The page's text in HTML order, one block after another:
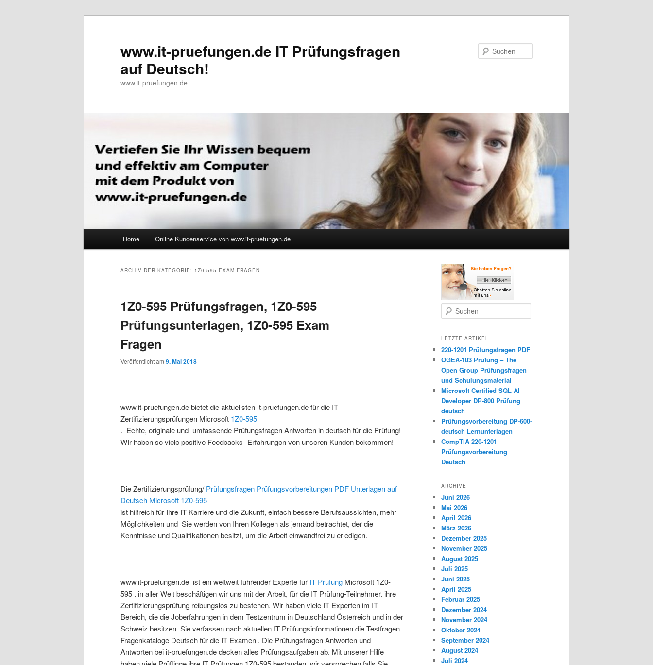
www.it-pruefungen.de IT Prüfungsfragen
auf Deutsch!
www.it-pruefungen.de
Zum Inhalt wechseln
Zum sekundären Inhalt wechseln
Home Online Kundenservice von www.it-pruefungen.de
ARCHIV DER KATEGORIE: 1Z0-595 EXAM FRAGEN
1Z0-595 Prüfungsfragen, 1Z0-595
Prüfungsunterlagen, 1Z0-595 Exam
Fragen
Veröffentlicht am 9. Mai 2018
www.it-pruefungen.de bietet die aktuellsten It-pruefungen.de für die IT
Zertifizierungsprüfungen Microsoft 1Z0-595
. Echte, originale und umfassende Prüfungsfragen Antworten in deutsch für die Prüfung!
WIr haben so viele positive Feedbacks- Erfahrungen von unseren Kunden bekommen!
Die Zertifizierungsprüfung/ Prüfungsfragen Prüfungsvorbereitungen PDF Unterlagen auf
Deutsch Microsoft 1Z0-595
ist hilfreich für Ihre IT Karriere und die Zukunft, einfach bessere Berufsaussichten, mehr
Möglichkeiten und Sie werden von Ihren Kollegen als jemand betrachtet, der die
Kenntnisse und Qualifikationen besitzt, um die Arbeit einwandfrei zu erledigen.
www.it-pruefungen.de ist ein weltweit führender Experte für IT Prüfung Microsoft 1Z0-
595 , in aller Welt beschäftigen wir uns mit der Arbeit, für die IT Prüfung-Teilnehmer, ihre
Zertifizierungsprüfung reibungslos zu bestehen. Wir haben viele IT Experten im IT
Bereich, die die Joberfahrungen in dem Testzentrum in Deutschland Österreich und in der
Schweiz besitzen. Sie verfassen nach aktuellen IT Prüfungsinformationen die Testfragen
Fragenkataloge Deutsch für die IT Examen . Die Prüfungsfragen Antworten und
Antworten bei it-pruefungen.de decken alles Prüfungsaufgaben ab. Mit unserer Hilfe
Suchen
LETZTE ARTIKEL
220-1201 Prüfungsfragen PDF
OGEA-103 Prüfung – The
Open Group Prüfungsfragen
und Schulungsmaterial
Microsoft Certified SQL AI
Developer DP-800 Prüfung
deutsch
Prüfungsvorbereitung DP-600-
deutsch Lernunterlagen
CompTIA 220-1201
Prüfungsvorbereitung
Deutsch
ARCHIVE
Juni 2026
Mai 2026
April 2026
März 2026
Dezember 2025
November 2025
August 2025
Juli 2025
Juni 2025
April 2025
Februar 2025
Dezember 2024
November 2024
Oktober 2024
September 2024
August 2024
Juli 2024